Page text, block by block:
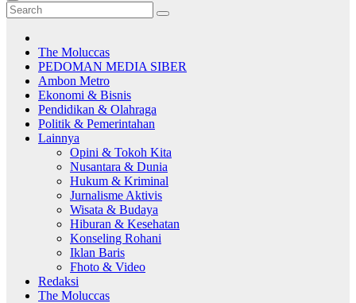
The Moluccas
PEDOMAN MEDIA SIBER
Ambon Metro
Ekonomi & Bisnis
Pendidikan & Olahraga
Politik & Pemerintahan
Lainnya
Opini & Tokoh Kita
Nusantara & Dunia
Hukum & Kriminal
Jurnalisme Aktivis
Wisata & Budaya
Hiburan & Kesehatan
Konseling Rohani
Iklan Baris
Fhoto & Video
Redaksi
The Moluccas